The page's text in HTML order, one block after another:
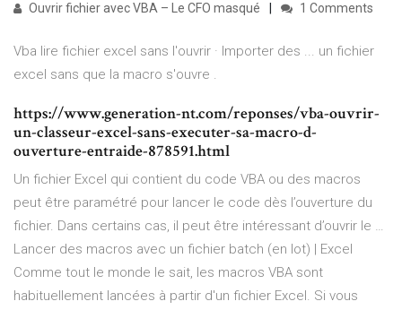
Ouvrir fichier avec VBA – Le CFO masqué 1 Comments
Vba lire fichier excel sans l'ouvrir · Importer des ... un fichier
excel sans que la macro s'ouvre .
https://www.generation-nt.com/reponses/vba-ouvrir-
un-classeur-excel-sans-executer-sa-macro-d-
ouverture-entraide-878591.html
Un fichier Excel qui contient du code VBA ou des macros
peut être paramétré pour lancer le code dès l’ouverture du
fichier. Dans certains cas, il peut être intéressant d’ouvrir le …
Lancer des macros avec un fichier batch (en lot) | Excel
Comme tout le monde le sait, les macros VBA sont
habituellement lancées à partir d'un fichier Excel. Si vous